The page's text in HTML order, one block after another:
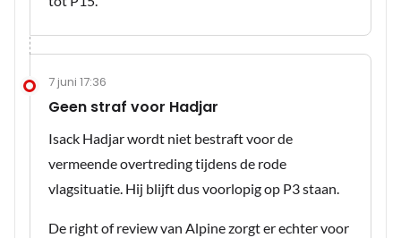
7 juni 17:36
Geen straf voor Hadjar
Isack Hadjar wordt niet bestraft voor de
vermeende overtreding tijdens de rode
vlagsituatie. Hij blijft dus voorlopig op P3 staan.
De right of review van Alpine zorgt er echter voor